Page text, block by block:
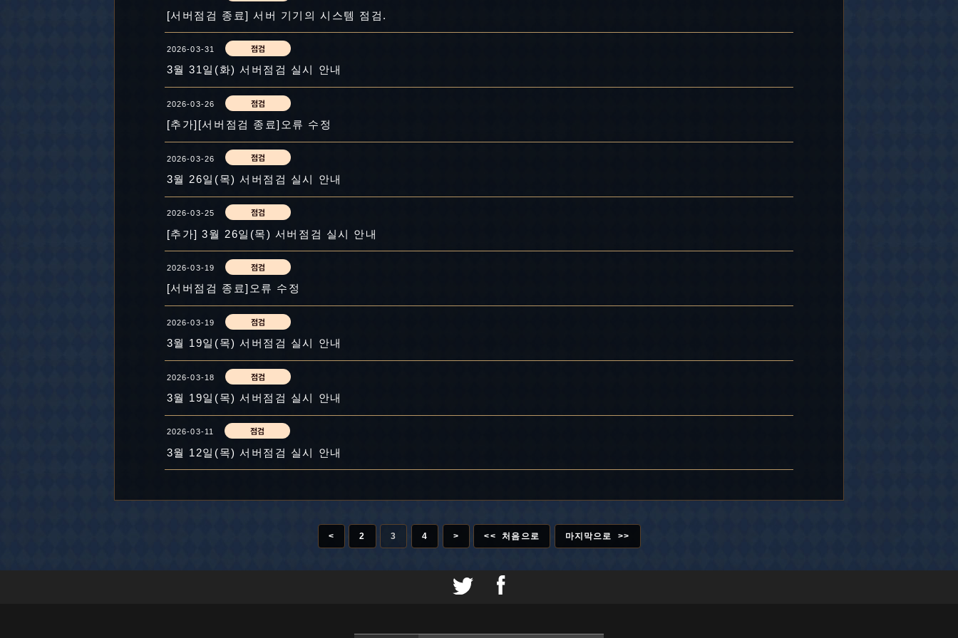
[서버점검 종료] 서버 기기의 시스템 점검.
2026-03-31
3월 31일(화) 서버점검 실시 안내
2026-03-26
[추가][서버점검 종료]오류 수정
2026-03-26
3월 26일(목) 서버점검 실시 안내
2026-03-25
[추가] 3월 26일(목) 서버점검 실시 안내
2026-03-19
[서버점검 종료]오류 수정
2026-03-19
3월 19일(목) 서버점검 실시 안내
2026-03-18
3월 19일(목) 서버점검 실시 안내
2026-03-11
3월 12일(목) 서버점검 실시 안내
< 2 3 4 > << 처음으로 마지막으로 >>